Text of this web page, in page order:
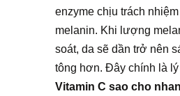
enzyme chịu trách
melanin. Khi lượng
soát, da sẽ dần trở nên
tông hơn. Đây chính là
Vitamin C sao cho